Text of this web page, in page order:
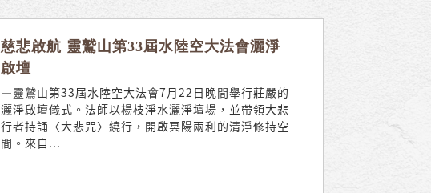
慈悲啟航 靈鷲山第33屆水陸空大法會灑淨
啟壇
—靈鷲山第33屆水陸空大法會7月22日晚間舉行莊嚴的
灑淨啟壇儀式。法師以楊枝淨水灑淨壇場，並帶領大悲
行者持誦〈大悲咒〉繞行，開啟冥陽兩利的清淨修持空
間。來自...